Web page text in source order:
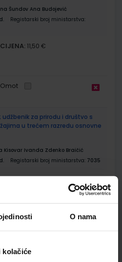
O nama
kolačiće
Šundov Ana Budojević
Registarski broj ministarstva:
CIJENA: 11,50 €
Omot
3; udžbenik za prirodu i društvo s
u trećem razredu osnovne
Ivanda Zdenko Braičić
Registarski broj ministarstva: 7035
CIJENA:11,88 €
Omot
radna bilježnica za prirodu i